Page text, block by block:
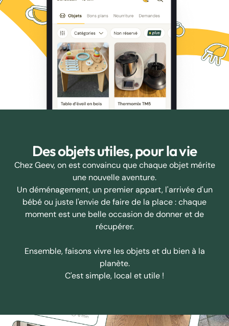
Des objets utiles, pour la vie
Chez Geev, on est convaincu que chaque objet mérite
une nouvelle aventure.
Un déménagement, un premier appart, l'arrivée d'un
bébé ou juste l'envie de faire de la place : chaque
moment est une belle occasion de donner et de
récupérer.
Ensemble, faisons vivre les objets et du bien à la
planète.
C'est simple, local et utile !